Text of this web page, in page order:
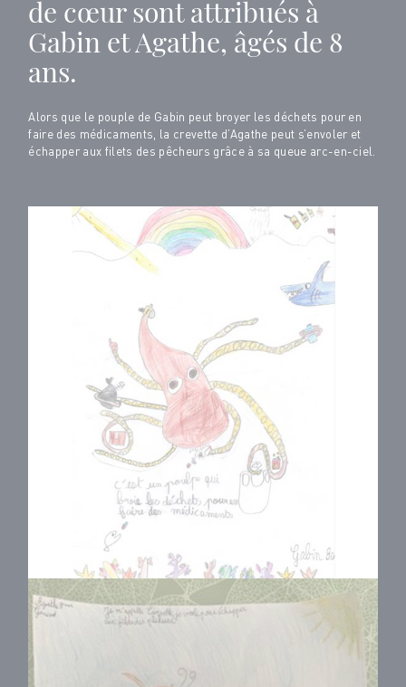
de cœur sont attribués à
Gabin et Agathe, âgés de 8
ans.
Alors que le pouple de Gabin peut broyer les déchets pour en
faire des médicaments, la crevette d’Agathe peut s’envoler et
échapper aux filets des pêcheurs grâce à sa queue arc-en-ciel.